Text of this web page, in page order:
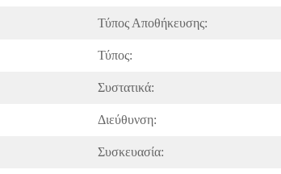
Τύπος Αποθήκευσης:
Τύπος:
Συστατικά:
Διεύθυνση:
Συσκευασία: